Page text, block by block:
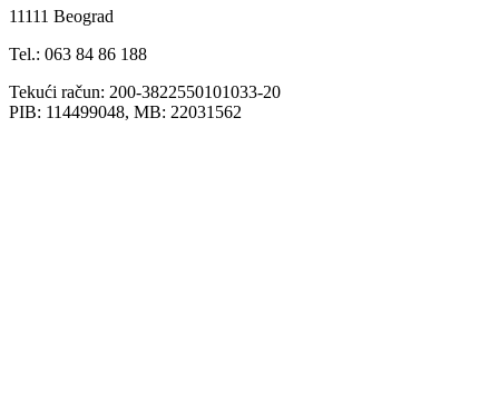
11111 Beograd
Tel.: 063 84 86 188
Tekući račun: 200-3822550101033-20
PIB: 114499048, MB: 22031562